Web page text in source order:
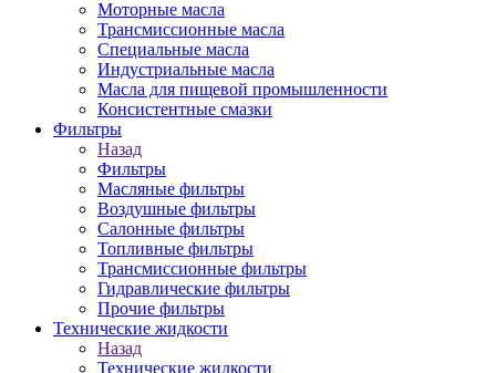
Моторные масла
Трансмиссионные масла
Специальные масла
Индустриальные масла
Масла для пищевой промышленности
Консистентные смазки
Фильтры
Назад
Фильтры
Масляные фильтры
Воздушные фильтры
Салонные фильтры
Топливные фильтры
Трансмиссионные фильтры
Гидравлические фильтры
Прочие фильтры
Технические жидкости
Назад
Технические жидкости